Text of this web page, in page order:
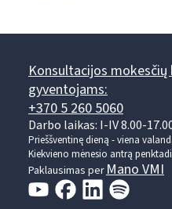
Konsultacijos
gyventojams:
+370 5 260 5060
Darbo laikas: I-IV 8.00-
Prieššventinę dieną - viena
Kiekvieno mėnesio antrą
Paklausimas perMano VMI